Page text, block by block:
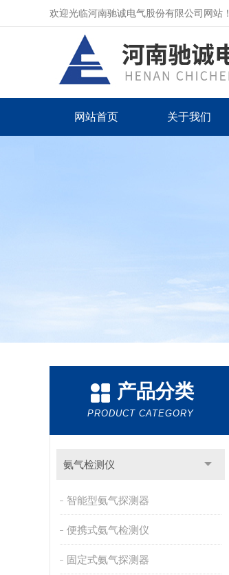
欢迎光临河南驰诚电气股份有限公司网站！
网站首页 关于我们
产品分类
PRODUCT CATEGORY
氨气检测仪
智能型氨气探测器
便携式氨气检测仪
固定式氨气探测器